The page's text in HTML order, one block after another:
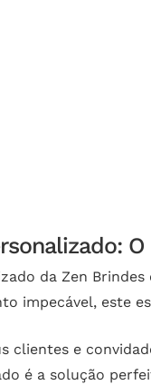
da Zen
impecável, este
clientes e
é a solução